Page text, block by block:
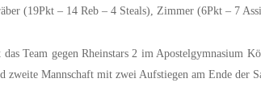
(19Pkt – 14 Reb – 4 Steals), Zimmer (6Pkt – 7
Team gegen Rheinstars 2 im Apostelgymnasium
zweite Mannschaft mit zwei Aufstiegen am Ende der